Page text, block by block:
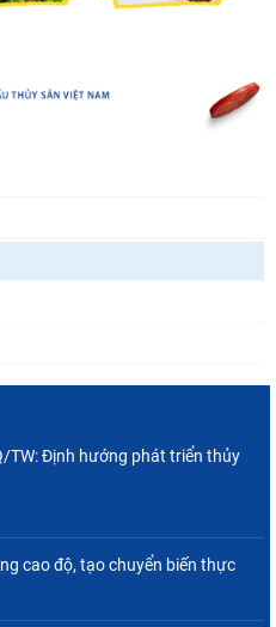
3 tuần đến Vietfish 2026: Sẵn
TW: Định hướng phát triển thủy
cao độ, tạo chuyển biến thực